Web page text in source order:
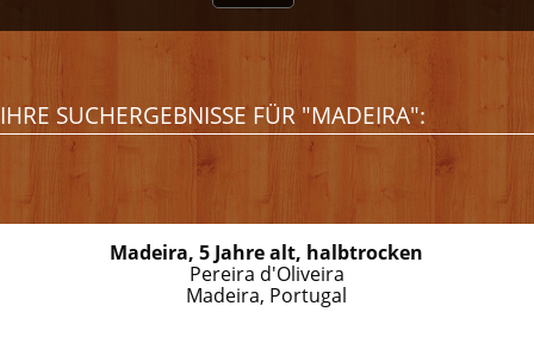
IHRE SUCHERGEBNISSE FÜR "MADEIRA":
Madeira, 5 Jahre alt, halbtrocken
Pereira d'Oliveira
Madeira, Portugal